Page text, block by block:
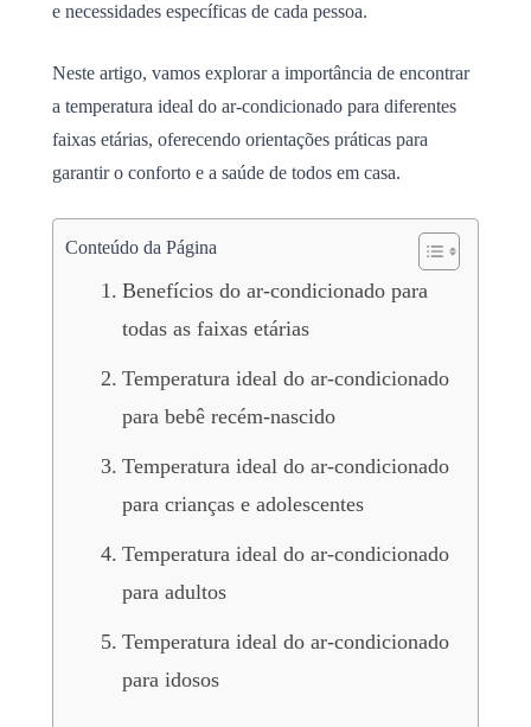
e necessidades específicas de cada pessoa.
Neste artigo, vamos explorar a importância de encontrar
a temperatura ideal do ar-condicionado para diferentes
faixas etárias, oferecendo orientações práticas para
garantir o conforto e a saúde de todos em casa.
Conteúdo da Página
Benefícios do ar-condicionado para
todas as faixas etárias
Temperatura ideal do ar-condicionado
para bebê recém-nascido
Temperatura ideal do ar-condicionado
para crianças e adolescentes
Temperatura ideal do ar-condicionado
para adultos
Temperatura ideal do ar-condicionado
para idosos